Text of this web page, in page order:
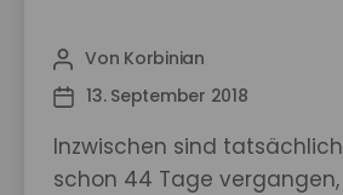
zugeteilt, in denen wir
unsere ersten drei Monate in
der…
Beitragsautor
Von Korbinian
Veröffentlichungsdatum
13. September 2018
Inzwischen sind tatsächlich
schon 44 Tage vergangen,